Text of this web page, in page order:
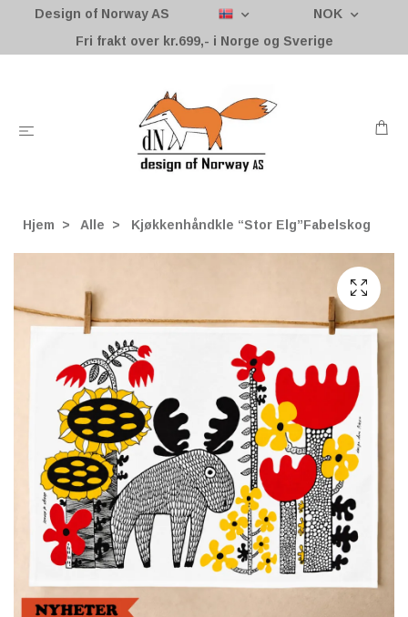
Design of Norway AS
NOK
Fri frakt over kr.699,- i Norge og Sverige
Hjem Alle Kjøkkenhåndkle “Stor Elg”Fabelskog